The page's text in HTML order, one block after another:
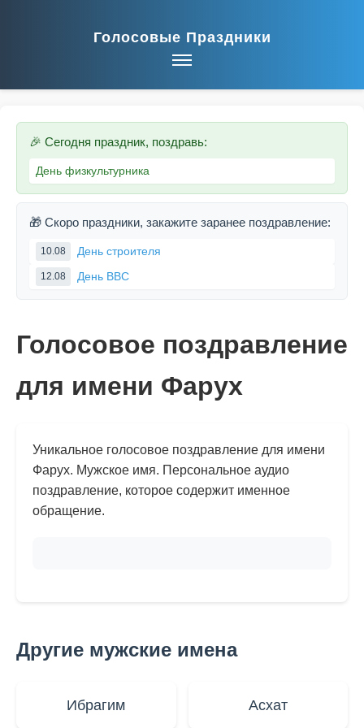
Голосовые Праздники
🎉 Сегодня праздник, поздравь:
День физкультурника
🎁 Скоро праздники, закажите заранее поздравление:
10.08 День строителя
12.08 День ВВС
Голосовое поздравление
для имени Фарух
Уникальное голосовое поздравление для имени
Фарух. Мужское имя. Персональное аудио
поздравление, которое содержит именное
обращение.
Другие мужские имена
Ибрагим Асхат